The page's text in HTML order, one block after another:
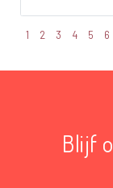
1 2 3 4 5 6
Blijf